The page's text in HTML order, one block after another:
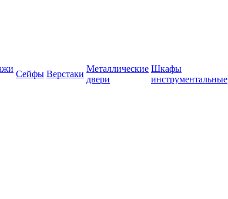
Сейфы Верстаки
Металлические
двери
Шкафы
инструментальные